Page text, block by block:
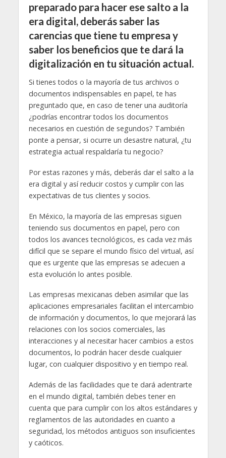
preparado para hacer ese salto a la
era digital, deberás saber las
carencias que tiene tu empresa y
saber los beneficios que te dará la
digitalización en tu situación actual.
Si tienes todos o la mayoría de tus archivos o
documentos indispensables en papel, te has
preguntado que, en caso de tener una auditoría
¿podrías encontrar todos los documentos
necesarios en cuestión de segundos? También
ponte a pensar, si ocurre un desastre natural, ¿tu
estrategia actual respaldaría tu negocio?
Por estas razones y más, deberás dar el salto a la
era digital y así reducir costos y cumplir con las
expectativas de tus clientes y socios.
En México, la mayoría de las empresas siguen
teniendo sus documentos en papel, pero con
todos los avances tecnológicos, es cada vez más
difícil que se separe el mundo físico del virtual, así
que es urgente que las empresas se adecuen a
esta evolución lo antes posible.
Las empresas mexicanas deben asimilar que las
aplicaciones empresariales facilitan el intercambio
de información y documentos, lo que mejorará las
relaciones con los socios comerciales, las
interacciones y al necesitar hacer cambios a estos
documentos, lo podrán hacer desde cualquier
lugar, con cualquier dispositivo y en tiempo real.
Además de las facilidades que te dará adentrarte
en el mundo digital, también debes tener en
cuenta que para cumplir con los altos estándares y
reglamentos de las autoridades en cuanto a
seguridad, los métodos antiguos son insuficientes
y caóticos.